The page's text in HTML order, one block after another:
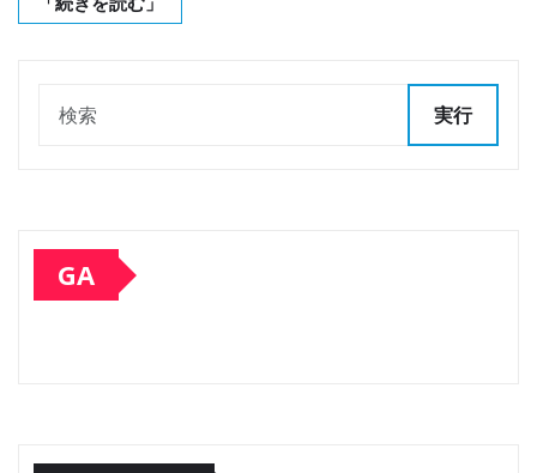
実行
GA